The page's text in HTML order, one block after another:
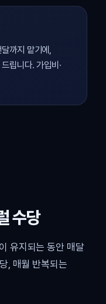
까지 맡기에,
립니다. 가입비·
수당
유지되는 동안 매달
, 매월 반복되는